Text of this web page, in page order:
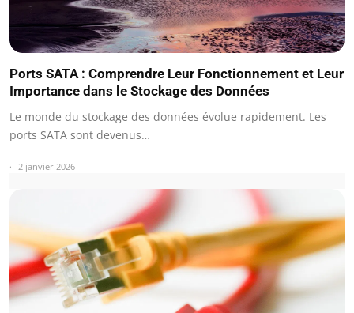
Ports SATA : Comprendre Leur Fonctionnement et Leur
Importance dans le Stockage des Données
Le monde du stockage des données évolue rapidement. Les
ports SATA sont devenus…
2 janvier 2026